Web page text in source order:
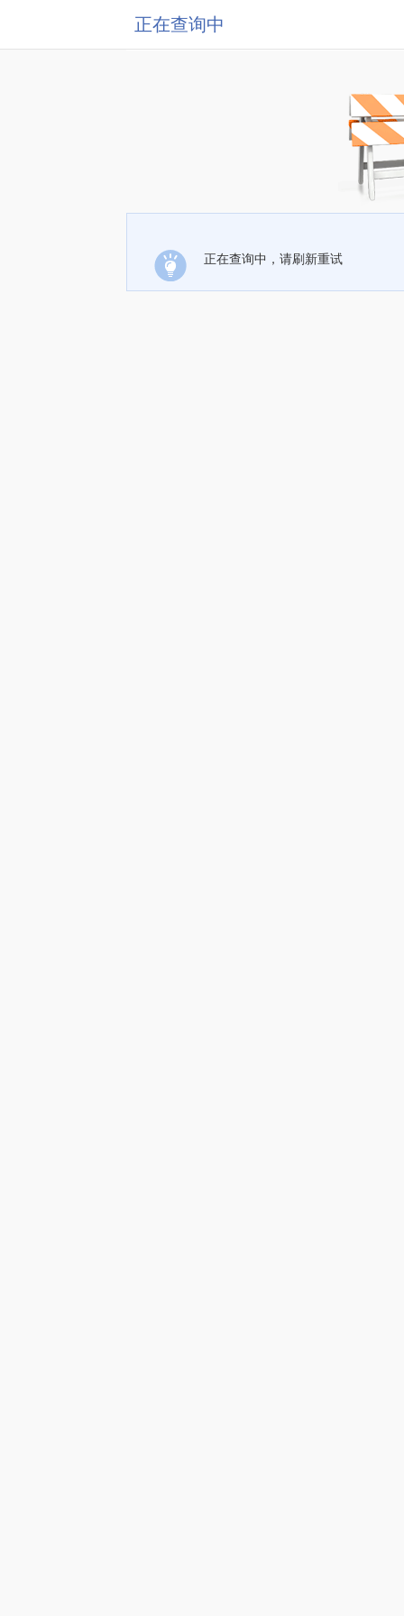
正在查询中
正在查询中，请刷新重试